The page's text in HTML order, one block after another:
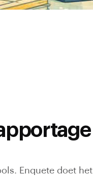
Enquete doet het